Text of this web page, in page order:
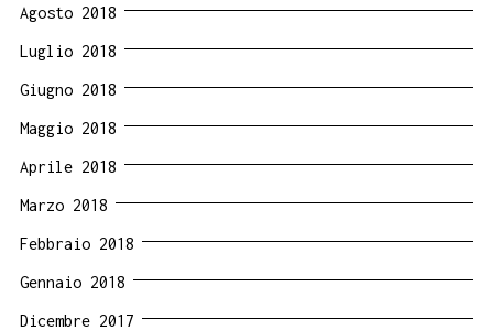
Agosto 2018
Luglio 2018
Giugno 2018
Maggio 2018
Aprile 2018
Marzo 2018
Febbraio 2018
Gennaio 2018
Dicembre 2017